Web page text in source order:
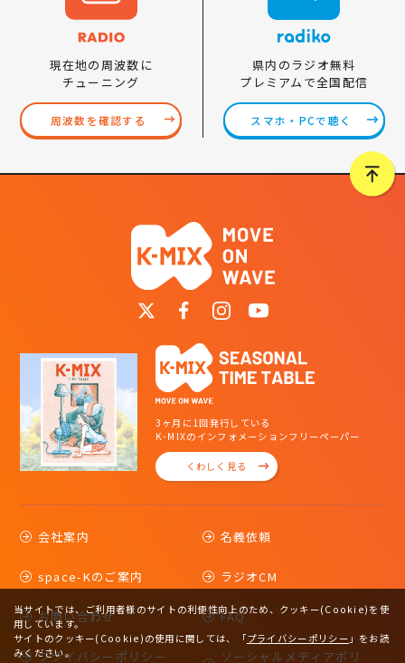
現在地の周波数に
チューニング
周波数を確認する
県内のラジオ無料
プレミアムで全国配信
スマホ・PCで聴く
3ヶ月に1回発行している
K-MIXのインフォメーションフリーペーパー
くわしく見る
会社案内 名義依頼
space-Kのご案内 ラジオCM
お問い合わせ FAQ
プライバシーポリシー ソーシャルメディアポリ
当サイトでは、ご利用者様のサイトの利便性向上のため、クッキー(Cookie)を使
用しています。
サイトのクッキー(Cookie)の使用に関しては、
「プライバシーポリシー 」をお読
みください。